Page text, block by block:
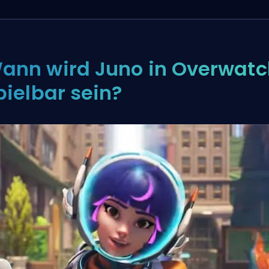
wird Juno in
sein?